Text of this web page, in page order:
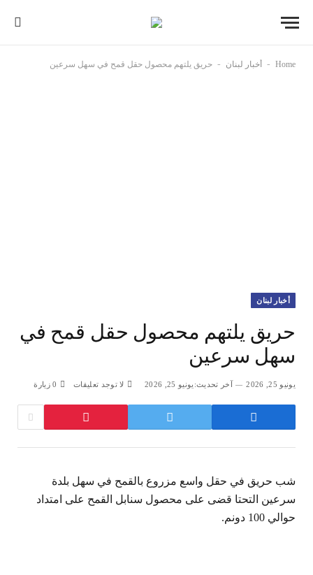
Home
- أخبار لبنان - حريق يلتهم محصول حقل قمح في سهل سرعين
أخبار لبنان
حريق يلتهم محصول حقل قمح في
سهل سرعين
يونيو 25, 2026 آخر تحديث: يونيو 25, 2026 لا توجد تعليقات 0 زيارة
شب حريق في حقل واسع مزروع بالقمح في سهل بلدة
سرعين التحتا قضى على محصول سنابل القمح على امتداد
حوالي 100 دونم.